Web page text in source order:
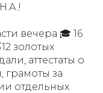
вечера 🎓 16
золотых
аттестаты о
за
отдельных